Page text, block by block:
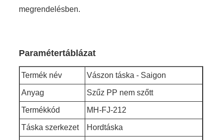
megrendelésben.
Paramétertáblázat
Termék név Vászon táska - Saigon
Anyag Szűz PP nem szőtt
Termékkód MH-FJ-212
Táska szerkezet Hordtáska